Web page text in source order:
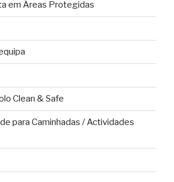
em Áreas Protegidas
Clean & Safe
para Caminhadas / Actividades